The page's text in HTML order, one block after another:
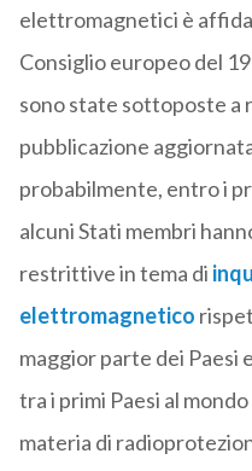
elettromagnetici è
Consiglio europeo del
sono state sottoposte a
pubblicazione
probabilmente, entro i
alcuni Stati membri
restrittive in tema di
elettromagnetico
maggior parte dei Paesi
tra i primi Paesi al
materia di